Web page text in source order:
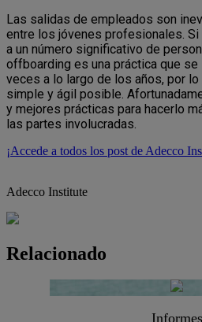
Las salidas de empleados son
entre los jóvenes profesionales.
a un número significativo de
offboarding es una práctica que se
veces a lo largo de los años, por
simple y ágil posible.
y mejores prácticas para hacerlo
las partes involucradas.
¡Accede a todos los post de Adecco
Adecco Institute
Relacionado
Informes